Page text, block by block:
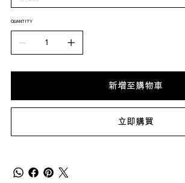
QUANTITY
新增至購物車
立即購買